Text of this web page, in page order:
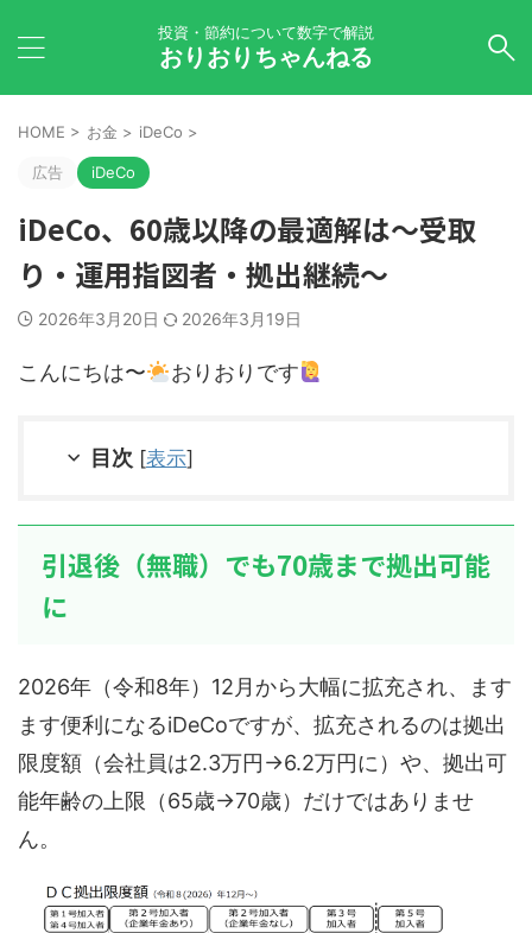
投資・節約について数字で解説
おりおりちゃんねる
HOME > お金 > iDeCo >
広告 iDeCo
iDeCo、60歳以降の最適解は～受取
り・運用指図者・拠出継続～
2026年3月20日 2026年3月19日
こんにちは〜 おりおりです
目次 [表示]
引退後（無職）でも70歳まで拠出可能
に
2026年（令和8年）12月から大幅に拡充され、ます
ます便利になるiDeCoですが、拡充されるのは拠出
限度額（会社員は2.3万円→6.2万円に）や、拠出可
能年齢の上限（65歳→70歳）だけではありませ
ん。